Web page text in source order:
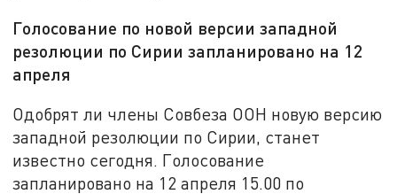
Голосование по новой версии западной
резолюции по Сирии запланировано на 12
апреля
Одобрят ли члены Совбеза ООН новую версию
западной резолюции по Сирии, станет
известно сегодня. Голосование
запланировано на 12 апреля 15.00 по